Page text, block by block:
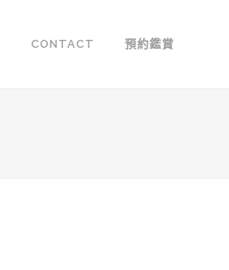
CONTACT 預約鑑賞